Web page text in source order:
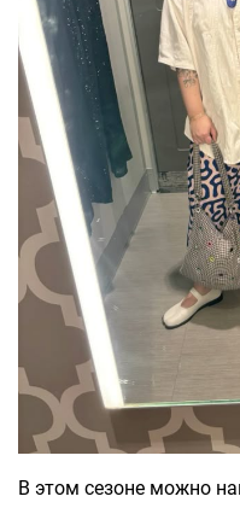
В этом сезоне можно